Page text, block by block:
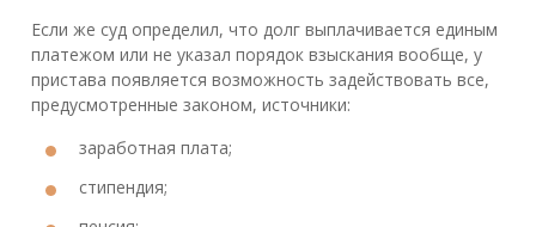
Если же суд определил, что долг выплачивается единым
платежом или не указал порядок взыскания вообще, у
пристава появляется возможность задействовать все,
предусмотренные законом, источники:
заработная плата;
стипендия;